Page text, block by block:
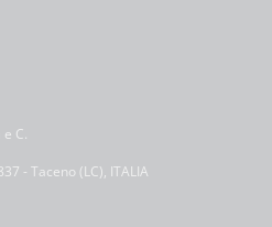
C.
- Taceno (LC), ITALIA